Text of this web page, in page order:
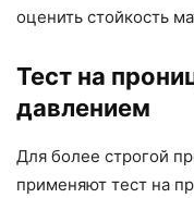
оценить стойкость
Тест на
давлением
Для более строгой
применяют тест на